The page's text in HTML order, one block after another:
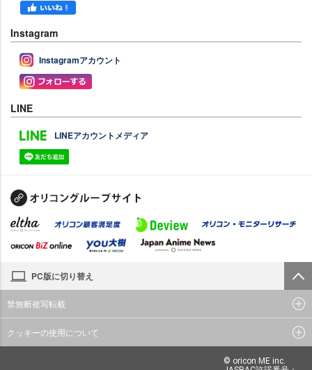
Instagram
Instagramアカウント
LINE
LINEアカウントメディア
PC版に切り替え
禁無断複写転載
クッキーの使用について
© oricon ME inc.